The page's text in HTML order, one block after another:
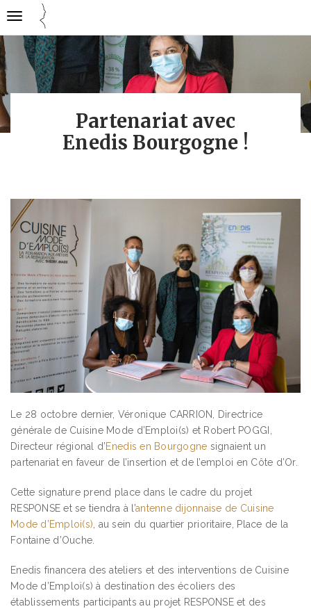
Gestion des traceurs
Cuisine
mode
emploi
Ouvrir
navigation
Partenariat avec
Enedis Bourgogne !
Le 28 octobre dernier, Véronique CARRION, Directrice
générale de Cuisine Mode d’Emploi(s) et Robert POGGI,
Directeur régional d’Enedis en Bourgogne signaient un
partenariat en faveur de l’insertion et de l’emploi en Côte d’Or.
Cette signature prend place dans le cadre du projet
RESPONSE et se tiendra à l’antenne dijonnaise de Cuisine
Mode d’Emploi(s) , au sein du quartier prioritaire, Place de la
Fontaine d’Ouche.
Enedis financera des ateliers et des interventions de Cuisine
Mode d’Emploi(s) à destination des écoliers des
établissements participants au projet RESPONSE et des